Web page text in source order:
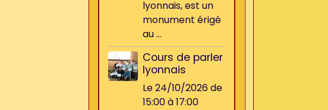
lyonnais, est un
monument érigé
au ...
Cours de parler
lyonnais
Le 24/10/2026de
15:00à 17:00